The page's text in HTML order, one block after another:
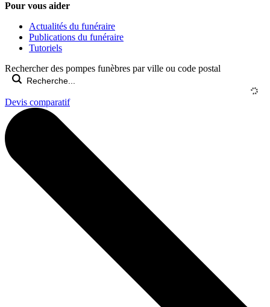
Pour vous aider
Actualités du funéraire
Publications du funéraire
Tutoriels
Rechercher des pompes funèbres par ville ou code postal
Devis comparatif